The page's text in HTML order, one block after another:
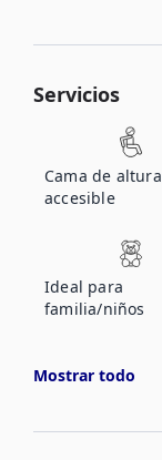
Servicios
Cama de altura
accesible
Ideal para
familia/niños
Mostrar todo